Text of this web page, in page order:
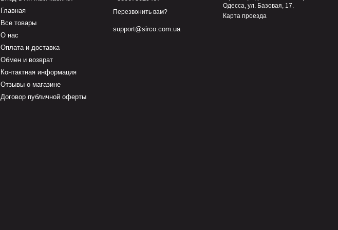
Главная
Все товары
О нас
Оплата и доставка
Обмен и возврат
Контактная информация
Отзывы о магазине
Договор публичной оферты
Перезвонить вам?
support@sirco.com.ua
Одесса, ул. Базовая, 17.
Карта проезда